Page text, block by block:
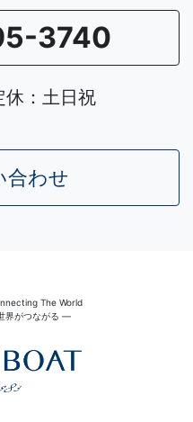
3740
：土日祝
合わせ
The World
界がつながる ―